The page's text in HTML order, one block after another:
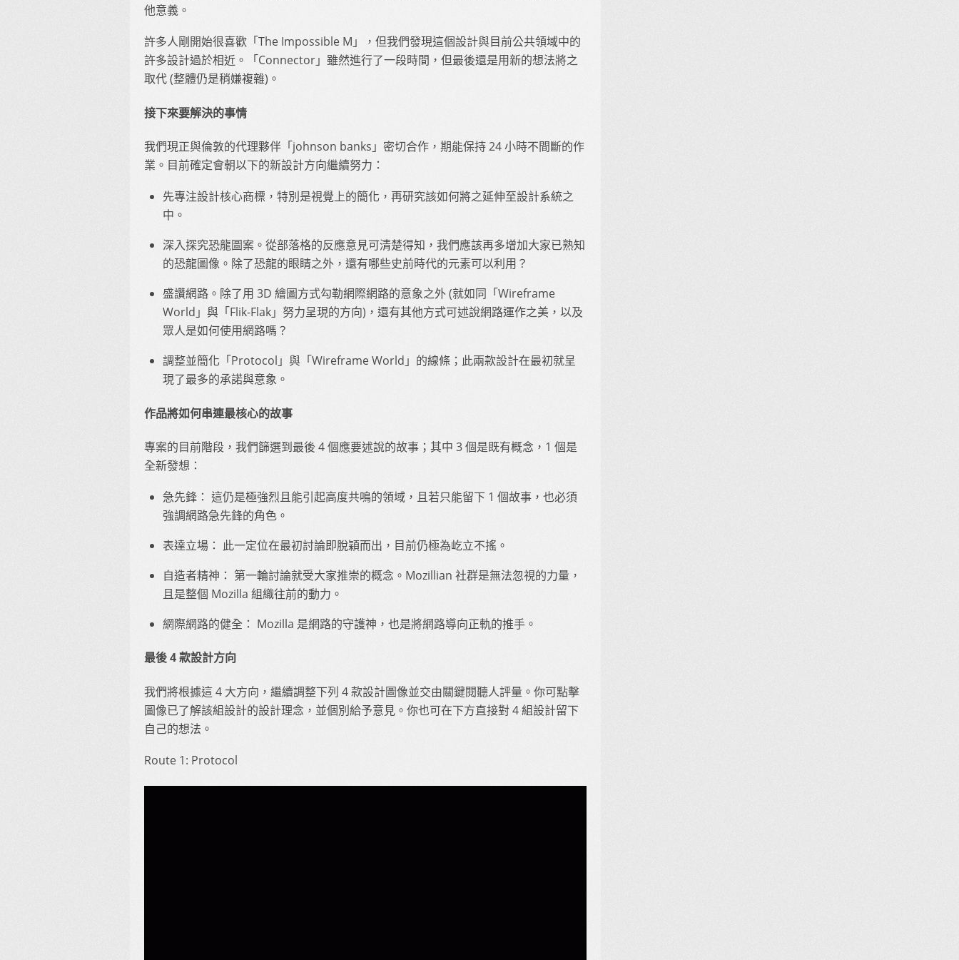
他意義。
許多人剛開始很喜歡「The Impossible M」，但我們發現這個設計與目前公共領域中的
許多設計過於相近。「Connector」雖然進行了一段時間，但最後還是用新的想法將之
取代 (整體仍是稍嫌複雜)。
接下來要解決的事情
我們現正與倫敦的代理夥伴「johnson banks」密切合作，期能保持 24 小時不間斷的作
業。目前確定會朝以下的新設計方向繼續努力：
先專注設計核心商標，特別是視覺上的簡化，再研究該如何將之延伸至設計系統之
中。
深入探究恐龍圖案。從部落格的反應意見可清楚得知，我們應該再多增加大家已熟知
的恐龍圖像。除了恐龍的眼睛之外，還有哪些史前時代的元素可以利用？
盛讚網路。除了用 3D 繪圖方式勾勒網際網路的意象之外 (就如同「Wireframe
World」與「Flik-Flak」努力呈現的方向)，還有其他方式可述說網路運作之美，以及
眾人是如何使用網路嗎？
調整並簡化「Protocol」與「Wireframe World」的線條；此兩款設計在最初就呈
現了最多的承諾與意象。
作品將如何串連最核心的故事
專案的目前階段，我們篩選到最後 4 個應要述說的故事；其中 3 個是既有概念，1 個是
全新發想：
急先鋒： 這仍是極強烈且能引起高度共鳴的領域，且若只能留下 1 個故事，也必須
強調網路急先鋒的角色。
表達立場： 此一定位在最初討論即脫穎而出，目前仍極為屹立不搖。
自造者精神： 第一輪討論就受大家推崇的概念。Mozillian 社群是無法忽視的力量，
且是整個 Mozilla 組織往前的動力。
網際網路的健全： Mozilla 是網路的守護神，也是將網路導向正軌的推手。
最後 4 款設計方向
我們將根據這 4 大方向，繼續調整下列 4 款設計圖像並交由關鍵閱聽人評量。你可點擊
圖像已了解該組設計的設計理念，並個別給予意見。你也可在下方直接對 4 組設計留下
自己的想法。
Route 1: Protocol